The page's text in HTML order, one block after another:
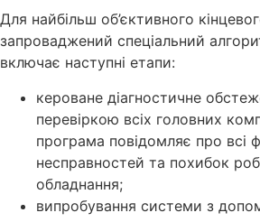
Для найбільш об’єктивного
запроваджений спеціальний
включає наступні етапи:
кероване діагностичне
перевіркою всіх головних
програма повідомляє про всі
несправностей та похибок
обладнання;
випробування системи з